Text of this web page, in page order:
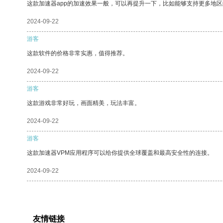
这款加速器app的加速效果一般，可以再提升一下，比如能够支持更多地区
2024-09-22
游客
这款软件的价格非常实惠，值得推荐。
2024-09-22
游客
这款游戏非常好玩，画面精美，玩法丰富。
2024-09-22
游客
这款加速器VPM应用程序可以给你提供全球覆盖和最高安全性的连接。
2024-09-22
友情链接